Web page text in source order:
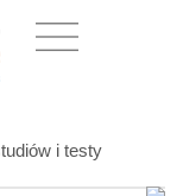
i testy